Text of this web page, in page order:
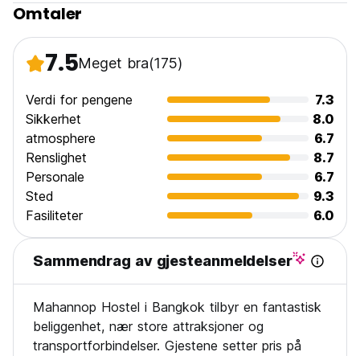
Omtaler
7.5Meget bra(175)
Verdi for pengene
7.3
Sikkerhet
8.0
atmosphere
6.7
Renslighet
8.7
Personale
6.7
Sted
9.3
Fasiliteter
6.0
Sammendrag av gjesteanmeldelser
Mahannop Hostel i Bangkok tilbyr en fantastisk
beliggenhet, nær store attraksjoner og
transportforbindelser. Gjestene setter pris på